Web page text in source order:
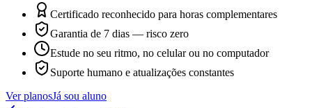
Certificado reconhecido para horas complementares
Garantia de 7 dias — risco zero
Estude no seu ritmo, no celular ou no computador
Suporte humano e atualizações constantes
Ver planosJá sou aluno